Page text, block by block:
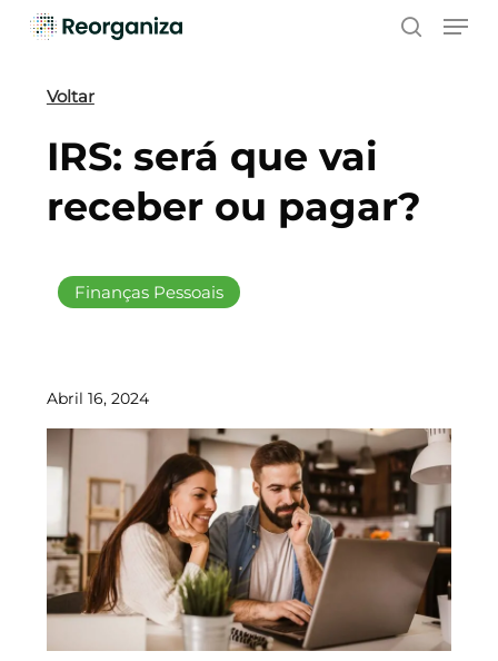
Skip
contentVoltar
Finanças Pessoais
IRS: será que vai
receber ou pagar?
Abril 16, 2024